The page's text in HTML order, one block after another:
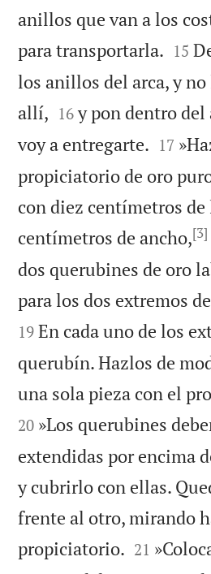
anillos que van a los
para transportarla. 

15
los anillos del arca, y no
allí, 

16 y pon dentro del
voy a entregarte. 

17
propiciatorio de oro
con diez centímetros
centímetros de ancho,[3]
dos querubines de oro
para los dos extremos
19 En cada uno de los
querubín. Hazlos de
una sola pieza con el
20 »Los querubines
extendidas por encima
y cubrirlo con ellas.
frente al otro, mirando
propiciatorio. 

21